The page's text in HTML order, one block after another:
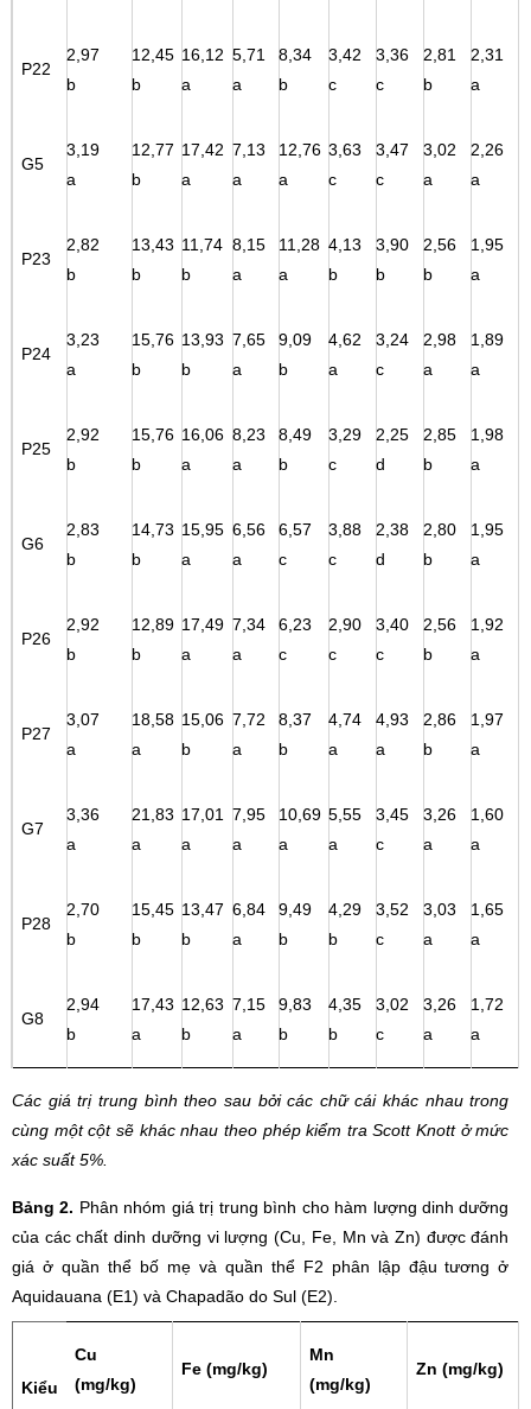
P22
2,97
b
12,45
b
16,12
a
5,71
a
8,34
b
3,42
c
3,36
c
2,81
b
2,31
a
G5
3,19
a
12,77
b
17,42
a
7,13
a
12,76
a
3,63
c
3,47
c
3,02
a
2,26
a
P23
2,82
b
13,43
b
11,74
b
8,15
a
11,28
a
4,13
b
3,90
b
2,56
b
1,95
a
P24
3,23
a
15,76
b
13,93
b
7,65
a
9,09
b
4,62
a
3,24
c
2,98
a
1,89
a
P25
2,92
b
15,76
b
16,06
a
8,23
a
8,49
b
3,29
c
2,25
d
2,85
b
1,98
a
G6
2,83
b
14,73
b
15,95
a
6,56
a
6,57
c
3,88
c
2,38
d
2,80
b
1,95
a
P26
2,92
b
12,89
b
17,49
a
7,34
a
6,23
c
2,90
c
3,40
c
2,56
b
1,92
a
P27
3,07
a
18,58
a
15,06
b
7,72
a
8,37
b
4,74
a
4,93
a
2,86
b
1,97
a
G7
3,36
a
21,83
a
17,01
a
7,95
a
10,69
a
5,55
a
3,45
c
3,26
a
1,60
a
P28
2,70
b
15,45
b
13,47
b
6,84
a
9,49
b
4,29
b
3,52
c
3,03
a
1,65
a
G8
2,94
b
17,43
a
12,63
b
7,15
a
9,83
b
4,35
b
3,02
c
3,26
a
1,72
a
Các giá trị trung bình theo sau bởi các chữ cái khác nhau trong
cùng một cột sẽ khác nhau theo phép kiểm tra Scott Knott ở mức
xác suất 5%.
Bảng 2. Phân nhóm giá trị trung bình cho hàm lượng dinh dưỡng
của các chất dinh dưỡng vi lượng (Cu, Fe, Mn và Zn) được đánh
giá ở quần thể bố mẹ và quần thể F2 phân lập đậu tương ở
Aquidauana (E1) và Chapadão do Sul (E2).
Kiểu
Cu
(mg/kg)
Fe (mg/kg)
Mn
(mg/kg)
Zn (mg/kg)